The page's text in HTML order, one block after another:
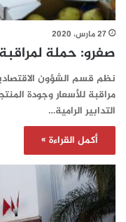
27 مارس، 2020
صفرو: حملة
نظم قسم الشؤون
مراقبة للأسعار وجودة
التدابير الرامية…
أكمل القراءة »